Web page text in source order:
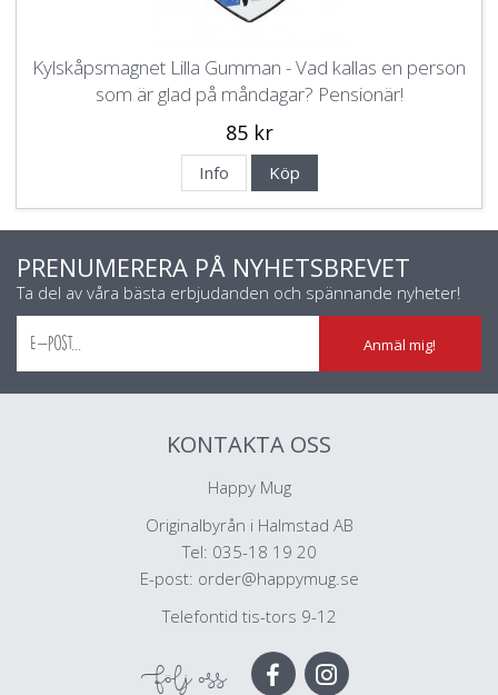
Kylskåpsmagnet Lilla Gumman - Vad kallas en person
som är glad på måndagar? Pensionär!
85 kr
Info Köp
PRENUMERERA PÅ NYHETSBREVET
Ta del av våra bästa erbjudanden och spännande nyheter!
Anmäl mig!
KONTAKTA OSS
Happy Mug
Originalbyrån i Halmstad AB
Tel: 035-18 19 20
E-post: order@happymug.se
Telefontid tis-tors 9-12
Följ oss